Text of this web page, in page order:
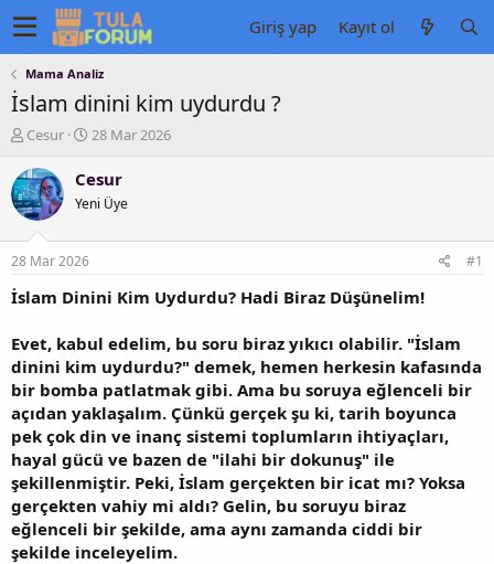
Giriş yap Kayıt ol
Mama Analiz
İslam dinini kim uydurdu ?
K
n
u
y
b
a
ş
t
a
n
Cesur
B
ş
a
ç
r
i
h
i
28 Mar 2026
Cesur
Yeni Üye
28 Mar 2026 #1
İslam Dinini Kim Uydurdu? Hadi Biraz Düşünelim!
Evet, kabul edelim, bu soru biraz yıkıcı olabilir. "İslam
dinini kim uydurdu?" demek, hemen herkesin kafasında
bir bomba patlatmak gibi. Ama bu soruya eğlenceli bir
açıdan yaklaşalım. Çünkü gerçek şu ki, tarih boyunca
pek çok din ve inanç sistemi toplumların ihtiyaçları,
hayal gücü ve bazen de "ilahi bir dokunuş" ile
şekillenmiştir. Peki, İslam gerçekten bir icat mı? Yoksa
gerçekten vahiy mi aldı? Gelin, bu soruyu biraz
eğlenceli bir şekilde, ama aynı zamanda ciddi bir
şekilde inceleyelim.